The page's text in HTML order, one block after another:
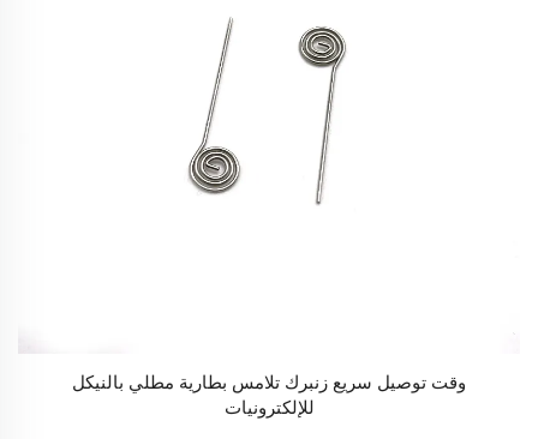
وقت توصيل سريع زنبرك تلامس بطارية مطلي بالنيكل
للإلكترونيات